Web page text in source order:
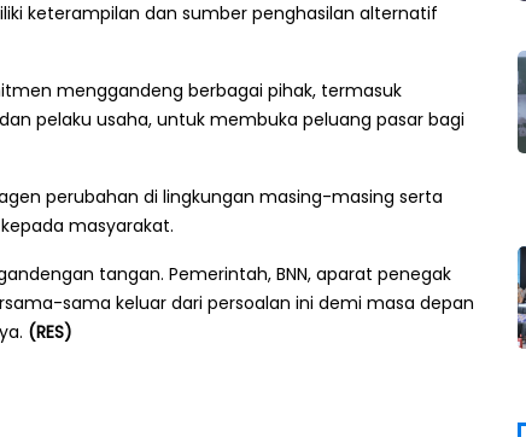
keterampilan dan sumber penghasilan alternatif
menggandeng berbagai pihak, termasuk
pelaku usaha, untuk membuka peluang pasar bagi
perubahan di lingkungan masing-masing serta
masyarakat.
tangan. Pemerintah, BNN, aparat penegak
sama keluar dari persoalan ini demi masa depan
(RES)